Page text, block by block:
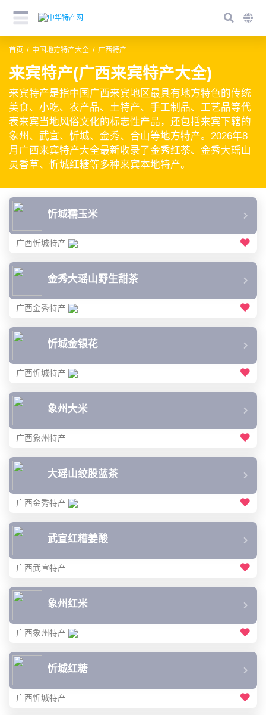
首页 中国地方特产大全 广西特产
来宾特产(广西来宾特产大全)
来宾特产是指中国广西来宾地区最具有地方特色的传统
美食、小吃、农产品、土特产、手工制品、工艺品等代
表来宾当地风俗文化的标志性产品，还包括来宾下辖的
象州、武宣、忻城、金秀、合山等地方特产。2026年8
月广西来宾特产大全最新收录了金秀红茶、金秀大瑶山
灵香草、忻城红糖等多种来宾本地特产。
忻城糯玉米
广西忻城特产
金秀大瑶山野生甜茶
广西金秀特产
忻城金银花
广西忻城特产
象州大米
广西象州特产
大瑶山绞股蓝茶
广西金秀特产
武宣红糟姜酸
广西武宣特产
象州红米
广西象州特产
忻城红糖
广西忻城特产